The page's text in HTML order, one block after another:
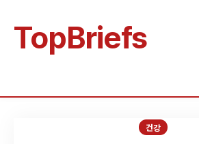
TopBriefs
건강